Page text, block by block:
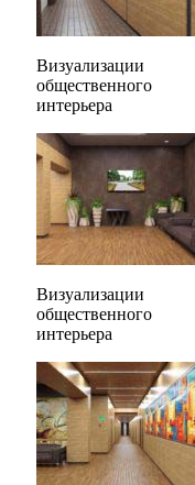
Визуализации
общественного
интерьера
Визуализации
общественного
интерьера